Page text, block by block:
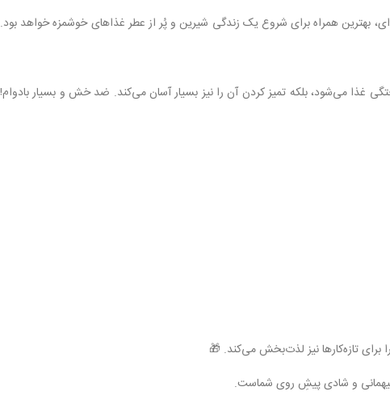
معتبر عروس، با طراحی شیک و عملکردی حرفه‌ای، بهترین همراه برای شروع یک زندگی شیرین و پُر از عطر غذاهای خوشمزه خواهد بود.
غذا می‌شود، بلکه تمیز کردن آن را نیز بسیار آسان می‌کند. ضد خش و بسیار بادوام!
برای تازه‌کارها نیز لذت‌بخش می‌کند. 🎁
میهمانی و شادی پیشِ روی شماست.